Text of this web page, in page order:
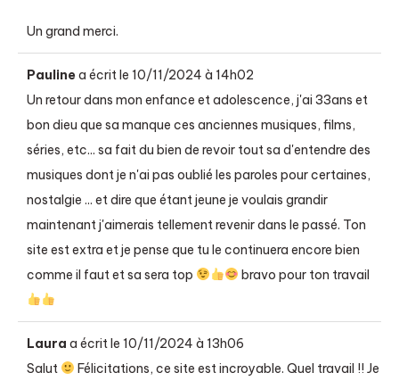
Un grand merci.
Paulinea écrit le 10/11/2024 à 14h02
Un retour dans mon enfance et adolescence, j'ai 33ans et
bon dieu que sa manque ces anciennes musiques, films,
séries, etc... sa fait du bien de revoir tout sa d'entendre des
musiques dont je n'ai pas oublié les paroles pour certaines,
nostalgie ... et dire que étant jeune je voulais grandir
maintenant j'aimerais tellement revenir dans le passé. Ton
site est extra et je pense que tu le continuera encore bien
comme il faut et sa sera top
bravo pour ton travail
Laura a écrit le 10/11/2024 à 13h06
Salut
Félicitations, ce site est incroyable. Quel travail !! Je